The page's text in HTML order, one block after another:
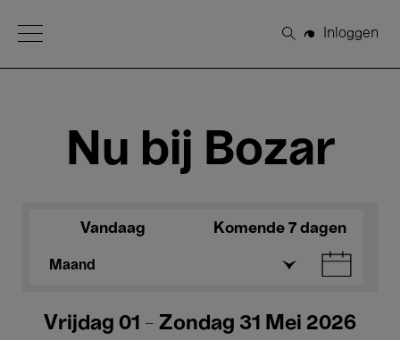
Open Menu
Zoeken
Inloggen
Nu bij Bozar
Vandaag Komende 7 dagen
Maand
Vrijdag 01 - Zondag 31 Mei 2026